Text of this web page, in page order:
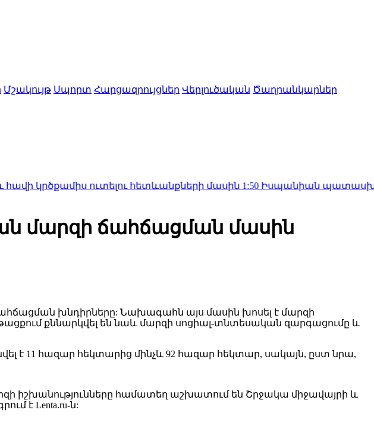
Մշակույթ Սպորտ Հարցազրույցներ Վերլուծական Ծաղրանկարներ
ուտելու հետևանքների մասին1:50Իսպանիան պատասխան
մարզի ճահճացման մասին
խնդիրները: Նախագահն այս մասին խոսել է մարզի
քննարկվել են նաև մարզի սոցիալ-տնտեսական զարգացումը և
է 11 հազար հեկտարից մինչև 92 հազար հեկտար, սակայն, ըստ նրա,
իշխանությունները համատեղ աշխատում են Շրջակա միջավայրի և
է Lenta.ru-ն: